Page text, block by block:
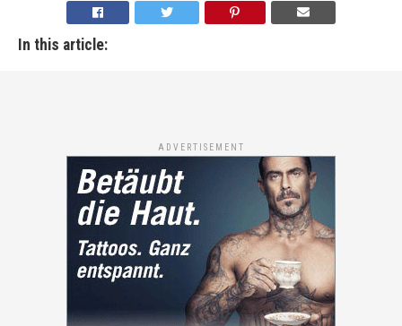
In this article:
ADVERTISEMENT